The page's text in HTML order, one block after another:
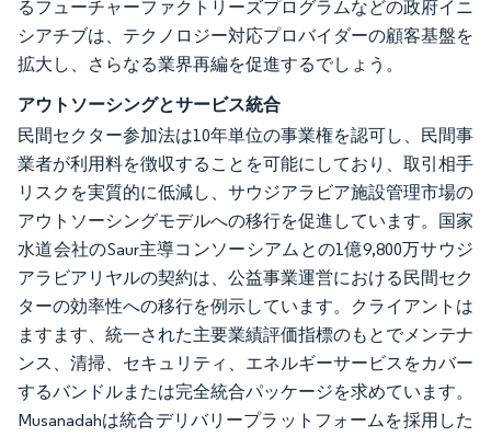
るフューチャーファクトリーズプログラムなどの政府イニ
シアチブは、テクノロジー対応プロバイダーの顧客基盤を
拡大し、さらなる業界再編を促進するでしょう。
アウトソーシングとサービス統合
民間セクター参加法は10年単位の事業権を認可し、民間事
業者が利用料を徴収することを可能にしており、取引相手
リスクを実質的に低減し、サウジアラビア施設管理市場の
アウトソーシングモデルへの移行を促進しています。国家
水道会社のSaur主導コンソーシアムとの1億9,800万サウジ
アラビアリヤルの契約は、公益事業運営における民間セク
ターの効率性への移行を例示しています。クライアントは
ますます、統一された主要業績評価指標のもとでメンテナ
ンス、清掃、セキュリティ、エネルギーサービスをカバー
するバンドルまたは完全統合パッケージを求めています。
Musanadahは統合デリバリープラットフォームを採用した